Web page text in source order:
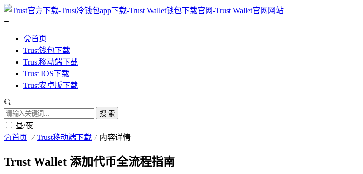
首页
Trust钱包下载
Trust移动端下载
Trust IOS下载
Trust安卓版下载
搜 索
昼/夜
首页 Trust移动端下载 内容详情
Trust Wallet 添加代币全流程指南